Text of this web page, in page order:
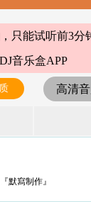
只能试听前3分
DJ音乐盒APP
高清
默寫制作』